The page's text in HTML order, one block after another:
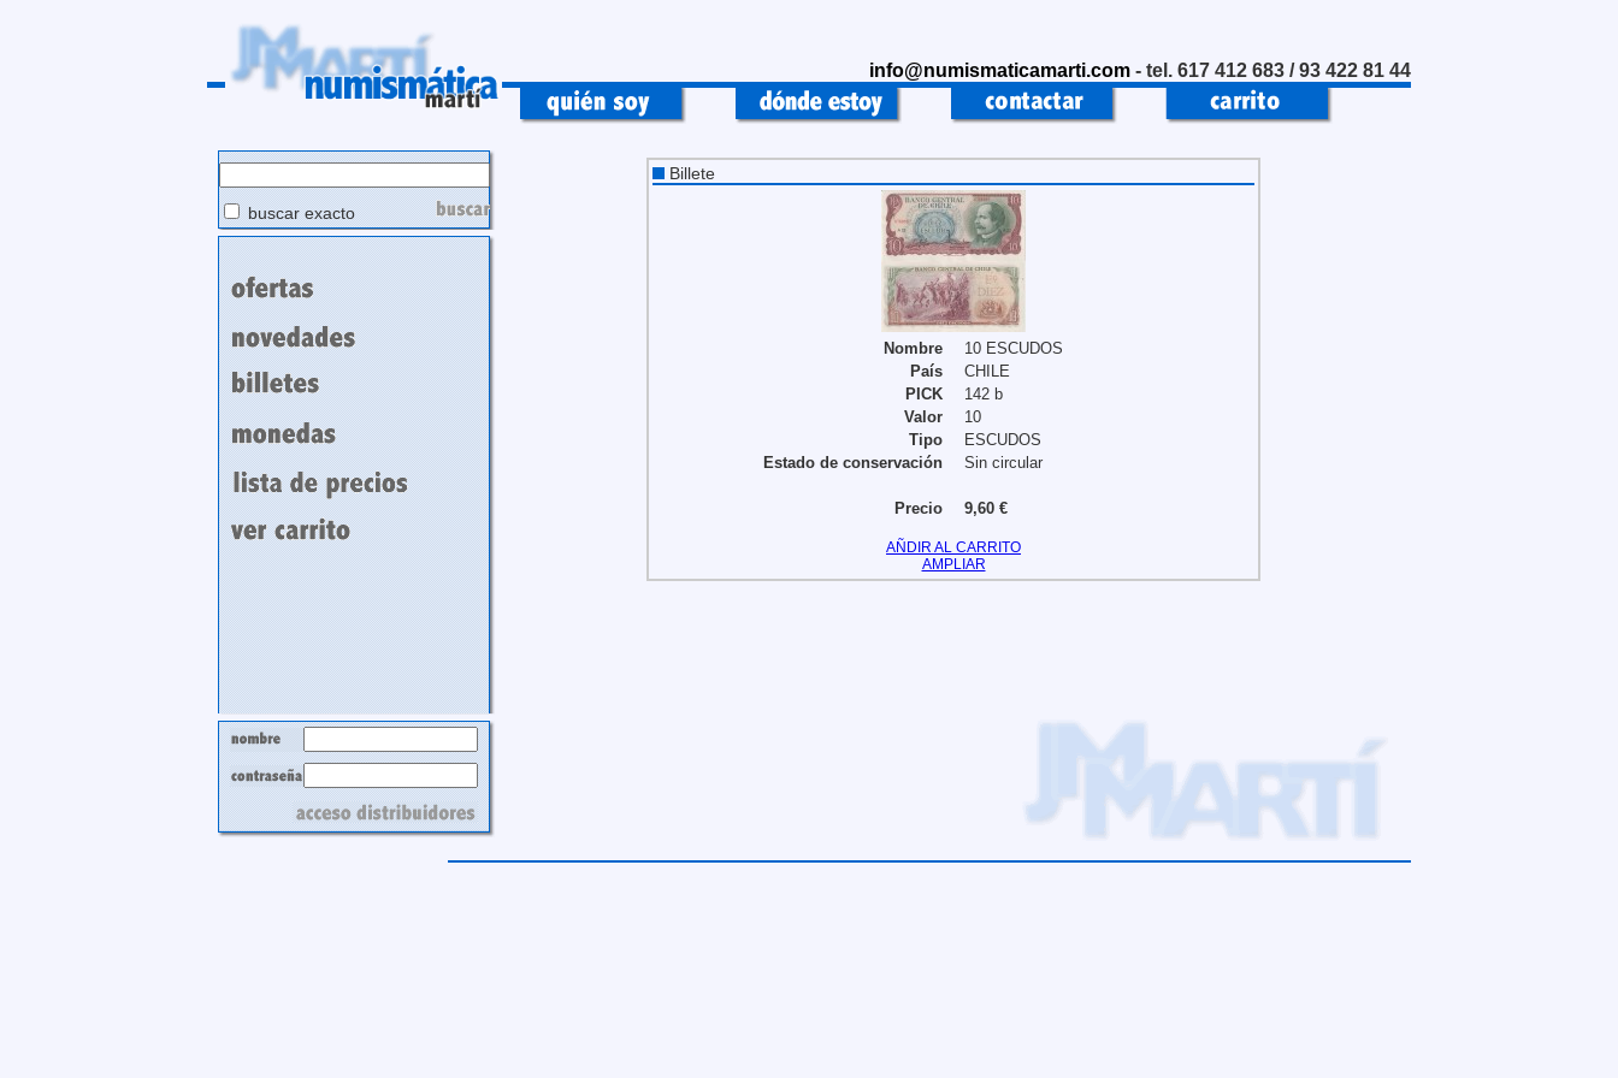
info@numismaticamarti.com - tel. 617 412 683 / 93 422 81 44
buscar exacto
Billete
Nombre
10 ESCUDOS
País
CHILE
PICK
142 b
Valor
10
Tipo
ESCUDOS
Estado de conservación
Sin circular
Precio 9,60 €
AÑDIR AL CARRITO
AMPLIAR